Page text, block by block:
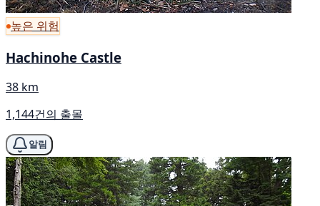
높은 위험
Hachinohe Castle
38 km
1,144건의 출몰
알림